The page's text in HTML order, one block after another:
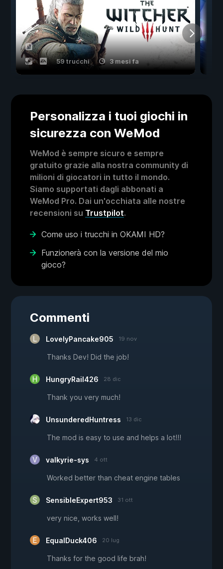
59 trucchi 3 mesi fa
Personalizza i tuoi giochi in
sicurezza con WeMod
WeMod è sempre sicuro e sempre
gratuito grazie alla nostra community di
milioni di giocatori in tutto il mondo.
Siamo supportati dagli abbonati a
WeMod Pro. Dai un'occhiata alle nostre
recensioni su Trustpilot.
Come uso i trucchi in OKAMI HD?
Funzionerà con la versione del mio
gioco?
Commenti
LovelyPancake905 19 nov
Thanks Dev! Did the job!
HungryRail426 28 dic
Thank you very much!
UnsunderedHuntress 13 dic
The mod is easy to use and helps a lot!!!
valkyrie-sys 4 ott
Worked better than cheat engine tables
SensibleExpert953 31 ott
very nice, works well!
EqualDuck406 20 lug
Thanks for the good life brah!